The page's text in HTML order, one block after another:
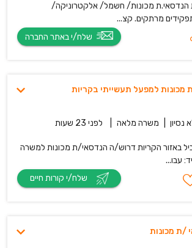
הנדסאי.ת מכונות/ חשמל/ אלקטרוניקה/
מרתקים. קצ...
למפעל תעשייתי בקריות
נסיון משרה מלאה לפני 23 שעות
באזור הקריות דרוש/ה הנדסאי/ת מכונות למשרה
עבו...
/ת מכונות